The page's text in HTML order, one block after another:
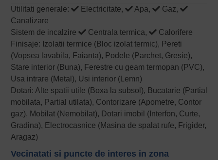
Utilitati generale: Electricitate, Apa,
Gaz,
Canalizare
Sistem de incalzire
Centrala termica,
Calorifere
Finisaje: Izolatii termice (Bloc izolat termic), Pereti
(Vopsea lavabila, Faianta), Podele (Parchet, Gresie),
Stare interior (Buna), Ferestre cu geam termopan (PVC),
Usa intrare (Metal), Usi interior (Lemn)
Dotari: Alte spatii utile (Boxa la subsol), Bucatarie (Partial
mobilata, Partial utilata), Contorizare (Apometre, Contor
gaz), Mobilat (Nemobilat), Dotari imobil (Interfon, Curte,
Gradina), Electrocasnice (Masina de spalat rufe, Frigider,
Aragaz)
Vecinatati si puncte de interes in zona